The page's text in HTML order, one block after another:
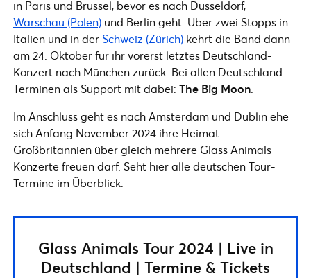
in Paris und Brüssel, bevor es nach Düsseldorf,
Warschau (Polen) und Berlin geht. Über zwei Stopps in
Italien und in derSchweiz (Zürich) kehrt die Band dann
am 24. Oktober für ihr vorerst letztes Deutschland-
Konzert nach München zurück. Bei allen Deutschland-
Terminen als Support mit dabei: The Big Moon
Im Anschluss geht es nach Amsterdam und Dublin ehe
sich Anfang November 2024 ihre Heimat
Großbritannien über gleich mehrere Glass Animals
Konzerte freuen darf. Seht hier alle deutschen Tour-
Termine im Überblick:
Glass Animals Tour 2024 | Live in
Deutschland | Termine & Tickets